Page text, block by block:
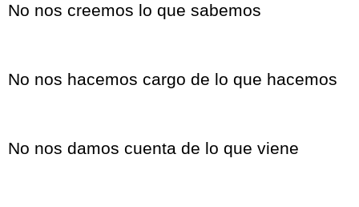
No nos creemos lo que sabemos
No nos hacemos cargo de lo que hacemos
No nos damos cuenta de lo que viene